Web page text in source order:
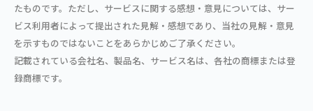
たものです。ただし、サービスに関する感想・意見については、サー
ビス利用者によって提出された見解・感想であり、当社の見解・意見
を示すものではないことをあらかじめご了承ください。
記載されている会社名、製品名、サービス名は、各社の商標または登
録商標です。